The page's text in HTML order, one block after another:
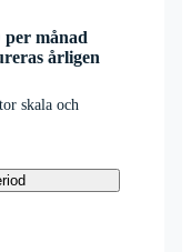
per månad
årligen
skala och